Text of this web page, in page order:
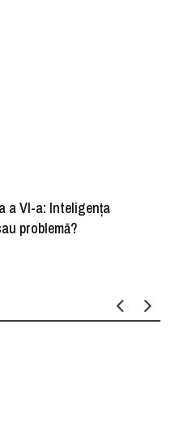
a VI-a: Inteligența
problemă?